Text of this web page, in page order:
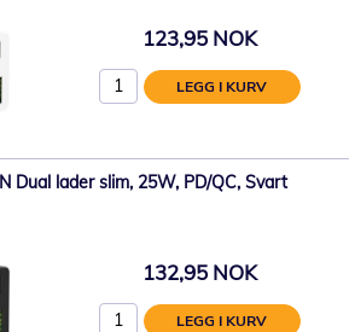
123,95 NOK
LEGG I KURV
Dual lader slim, 25W, PD/QC, Svart
132,95 NOK
LEGG I KURV